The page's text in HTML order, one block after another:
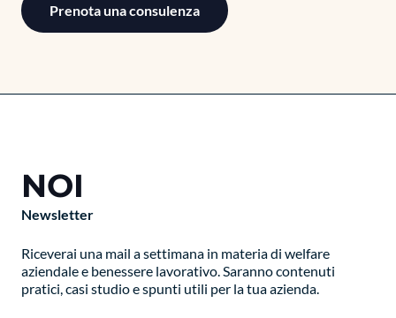
Prenota una consulenza
NOI
Newsletter
Riceverai una mail a settimana in materia di welfare
aziendale e benessere lavorativo. Saranno contenuti
pratici, casi studio e spunti utili per la tua azienda.